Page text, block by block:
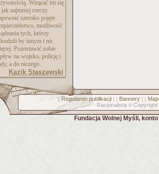
Wtrącać im się
najmniej rzeczy.
szeroko pojęte
możliwość
tych, którzy
by innym i nic
Pozostawić sobie
na wojsko, policję i
a do niczego..
Kazik Staszewski
[ Regulamin publikacji] [ Bannery] [
Racjonalista © Copyright
Fundacja Wolnej Myśli,